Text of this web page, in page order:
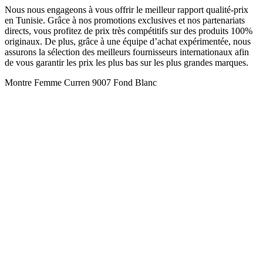
Nous nous engageons à vous offrir le meilleur rapport qualité-prix
en Tunisie. Grâce à nos promotions exclusives et nos partenariats
directs, vous profitez de prix très compétitifs sur des produits 100%
originaux. De plus, grâce à une équipe d’achat expérimentée, nous
assurons la sélection des meilleurs fournisseurs internationaux afin
de vous garantir les prix les plus bas sur les plus grandes marques.
Montre Femme Curren 9007 Fond Blanc